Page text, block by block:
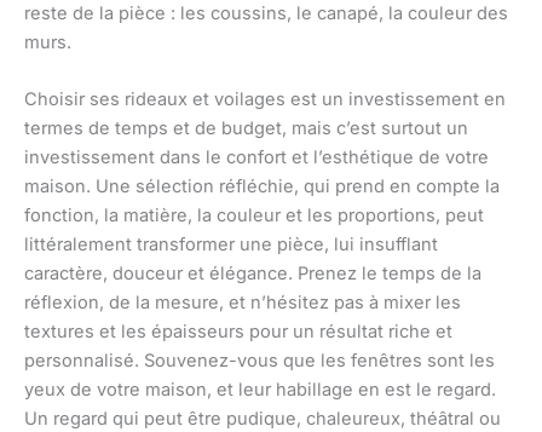
reste de la pièce : les coussins, le canapé, la couleur des
murs.
Choisir ses rideaux et voilages est un investissement en
termes de temps et de budget, mais c’est surtout un
investissement dans le confort et l’esthétique de votre
maison. Une sélection réfléchie, qui prend en compte la
fonction, la matière, la couleur et les proportions, peut
littéralement transformer une pièce, lui insufflant
caractère, douceur et élégance. Prenez le temps de la
réflexion, de la mesure, et n’hésitez pas à mixer les
textures et les épaisseurs pour un résultat riche et
personnalisé. Souvenez-vous que les fenêtres sont les
yeux de votre maison, et leur habillage en est le regard.
Un regard qui peut être pudique, chaleureux, théâtral ou